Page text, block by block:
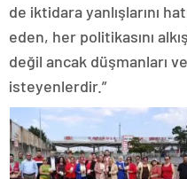
de iktidara yanlışlarını
eden, her politikasını
değil ancak düşmanları ve
isteyenlerdir.”